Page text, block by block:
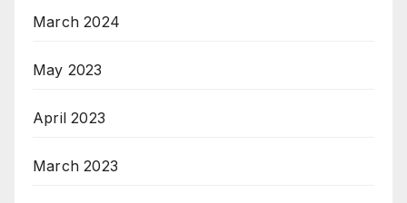
March 2024
May 2023
April 2023
March 2023